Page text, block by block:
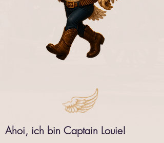
Ahoi, ich bin Captain Louie!